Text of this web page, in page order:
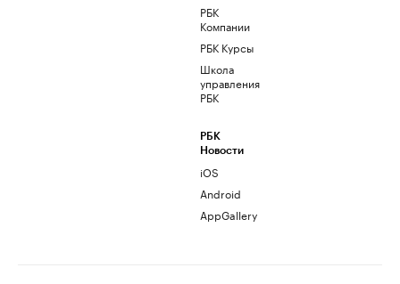
РБК
Компании
РБК Курсы
Школа
управления
РБК
РБК
Новости
iOS
Android
AppGallery